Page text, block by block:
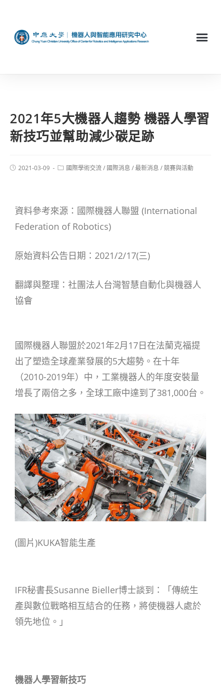
2021年5大機器人趨勢 機器人學習
新技巧並幫助減少碳足跡
2021-03-09 國際學術交流/ 國際消息 /最新消息 /競賽與活動
資料參考來源：國際機器人聯盟 (International
Federation of Robotics)
原始資料公告日期：2021/2/17(三)
翻譯與整理：社團法人台灣智慧自動化與機器人
協會
國際機器人聯盟於2021年2月17日在法蘭克福提
出了塑造全球產業發展的5大趨勢。在十年
（2010-2019年）中，工業機器人的年度安裝量
增長了兩倍之多，全球工廠中達到了381,000台。
(圖片)KUKA智能生產
IFR秘書長Susanne Bieller博士談到：「傳統生
產與數位戰略相互結合的任務，將使機器人處於
領先地位。」
機器人學習新技巧